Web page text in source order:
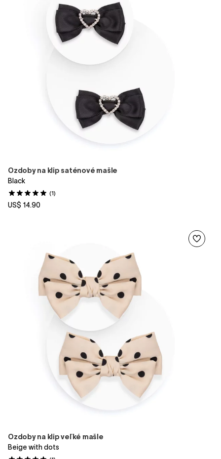
Ozdoby na klip saténové mašle
Black
(1)
US$ 14.90
Ozdoby na klip veľké mašle
Beige with dots